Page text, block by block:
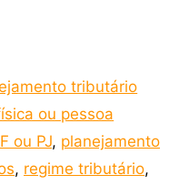
tributário
ou pessoa
ou PJ, planejamento
, regime tributário,